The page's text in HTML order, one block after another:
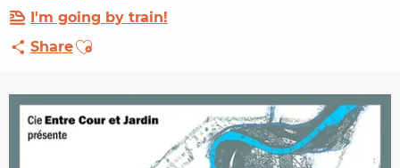
I'm going by train!
ShareAjouter aux favoris